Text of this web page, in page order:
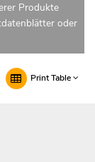
Produkte
oder
Print Table